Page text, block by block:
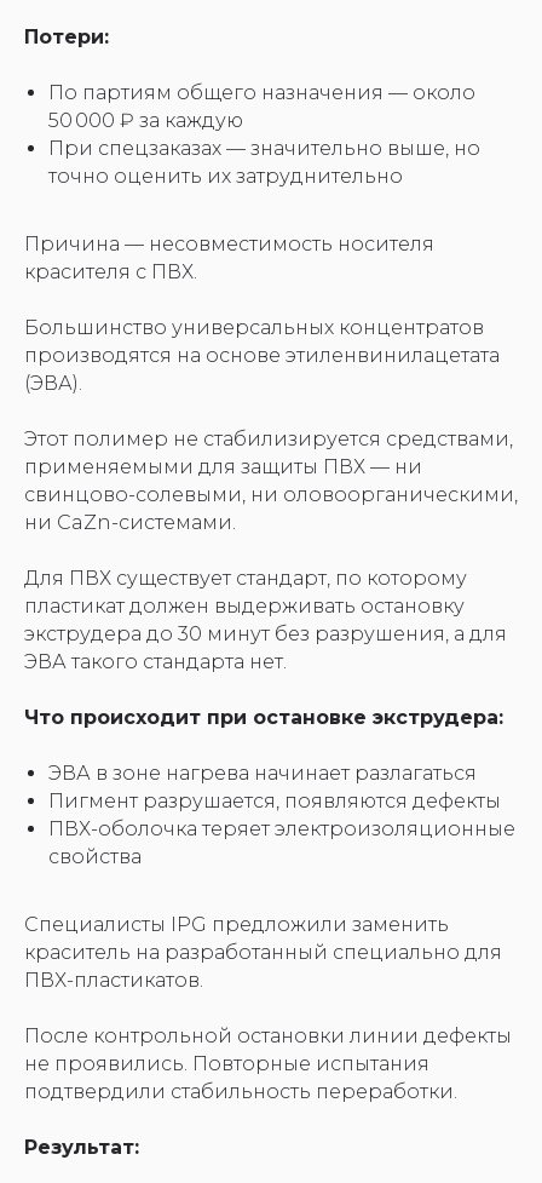
Потери:
По партиям общего назначения — около
50 000 ₽ за каждую
При спецзаказах — значительно выше, но
точно оценить их затруднительно
Причина — несовместимость носителя
красителя с ПВХ.
Большинство универсальных концентратов
производятся на основе этиленвинилацетата
(ЭВА).
Этот полимер не стабилизируется средствами,
применяемыми для защиты ПВХ — ни
свинцово-солевыми, ни оловоорганическими,
ни CaZn-системами.
Для ПВХ существует стандарт, по которому
пластикат должен выдерживать остановку
экструдера до 30 минут без разрушения, а для
ЭВА такого стандарта нет.
Что происходит при остановке экструдера:
ЭВА в зоне нагрева начинает разлагаться
Пигмент разрушается, появляются дефекты
ПВХ-оболочка теряет электроизоляционные
свойства
Специалисты IPG предложили заменить
краситель на разработанный специально для
ПВХ-пластикатов.
После контрольной остановки линии дефекты
не проявились. Повторные испытания
подтвердили стабильность переработки.
Результат: